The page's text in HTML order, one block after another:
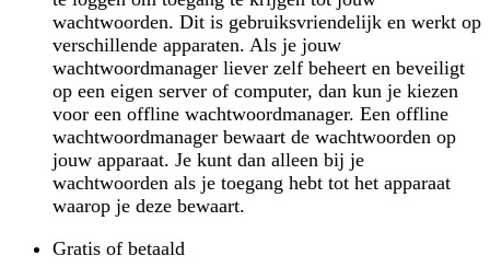
wachtwoorden. Dit is gebruiksvriendelijk en werkt op
verschillende apparaten. Als je jouw
wachtwoordmanager liever zelf beheert en beveiligt
op een eigen server of computer, dan kun je kiezen
voor een offline wachtwoordmanager. Een offline
wachtwoordmanager bewaart de wachtwoorden op
jouw apparaat. Je kunt dan alleen bij je
wachtwoorden als je toegang hebt tot het apparaat
waarop je deze bewaart.
Gratis of betaald